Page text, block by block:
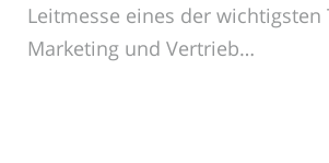
Leitmesse eines der wichtigsten
Marketing und Vertrieb…